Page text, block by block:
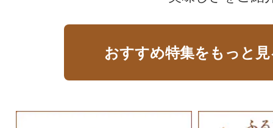
おすすめ特集をもっと